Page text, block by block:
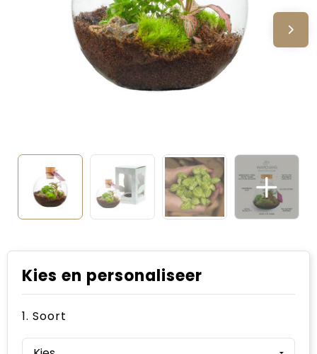
Voor de bouw
Zomergeschenken
Zomerpakketten
Kies en personaliseer
1. Soort